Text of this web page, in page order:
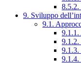
8.5.2.
9. Sviluppo
9.1.
9.1.2.
9.1.4.